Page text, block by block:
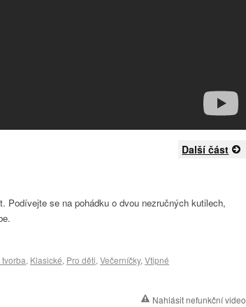
Další část
Podívejte se na pohádku o dvou nezručných kutilech,
, Klasické, Pro děti, Večerníčky, Vtipné
Nahlásit nefunkční video